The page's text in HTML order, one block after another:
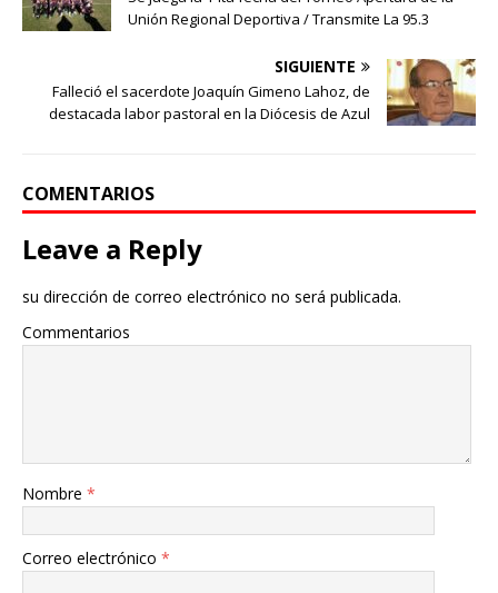
Unión Regional Deportiva / Transmite La 95.3
SIGUIENTE
Falleció el sacerdote Joaquín Gimeno Lahoz, de
destacada labor pastoral en la Diócesis de Azul
COMENTARIOS
Leave a Reply
su dirección de correo electrónico no será publicada.
Commentarios
Nombre *
Correo electrónico *